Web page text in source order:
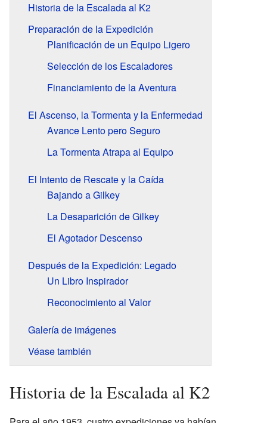
Historia de la Escalada al K2
Preparación de la Expedición
Planificación de un Equipo Ligero
Selección de los Escaladores
Financiamiento de la Aventura
El Ascenso, la Tormenta y la Enfermedad
Avance Lento pero Seguro
La Tormenta Atrapa al Equipo
El Intento de Rescate y la Caída
Bajando a Gilkey
La Desaparición de Gilkey
El Agotador Descenso
Después de la Expedición: Legado
Un Libro Inspirador
Reconocimiento al Valor
Galería de imágenes
Véase también
Historia de la Escalada al K2